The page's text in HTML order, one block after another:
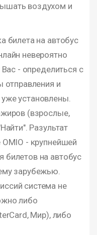
воздухом и
билета на автобус
невероятно
Вас - определиться с
отправления и
установлены.
(взрослые,
Разультат
- крупнейшей
билетов на автобус
зарубежью.
система не
либо
Мир), либо